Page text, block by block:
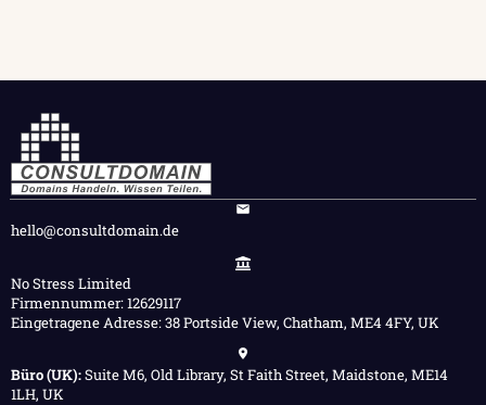
hello@consultdomain.de
No Stress Limited
Firmennummer: 12629117
Eingetragene Adresse: 38 Portside View, Chatham, ME4 4FY, UK
Büro (UK):Suite M6, Old Library, St Faith Street, Maidstone, ME14
1LH, UK